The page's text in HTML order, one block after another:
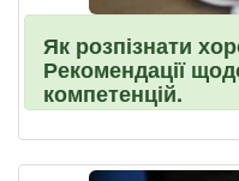
Як розпізнати
Рекомендації
компетенцій.